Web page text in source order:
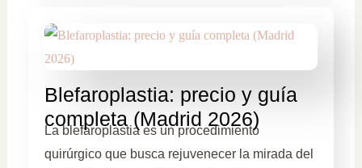
Blefaroplastia: precio y guía
completa (Madrid 2026)
La blefaroplastia es un procedimiento
quirúrgico que busca rejuvenecer la mirada del